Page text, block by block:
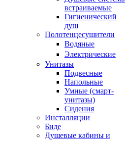
встраиваемые
Гигиенический
душ
Полотенцесушители
ㅤВодяные
ㅤЭлектрические
Унитазы
Подвесные
Напольные
Умные (смарт-
унитазы)
Сидения
Инсталляции
Биде
Душевые кабины и